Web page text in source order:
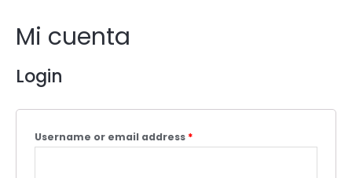
Mi cuenta
Login
Username or email address *